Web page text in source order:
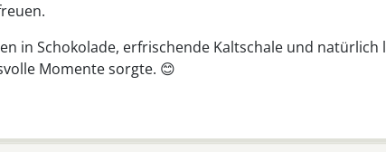
in Schokolade, erfrischende Kaltschale und
Momente sorgte. 😊